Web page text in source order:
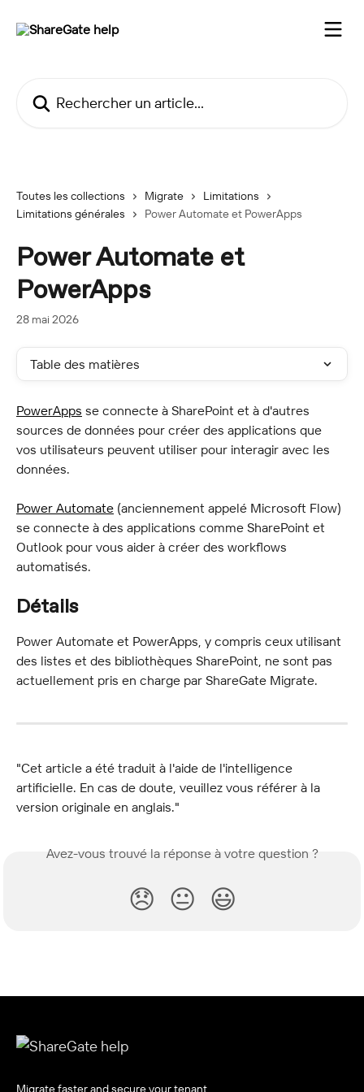
Toutes les collections Migrate
Limitations
Limitations générales
Power Automate et PowerApps
Power Automate et
PowerApps
28 mai 2026
Table des matières
PowerApps se connecte à SharePoint et à d'autres
sources de données pour créer des applications que
vos utilisateurs peuvent utiliser pour interagir avec les
données.
Power Automate (anciennement appelé Microsoft Flow)
se connecte à des applications comme SharePoint et
Outlook pour vous aider à créer des workflows
automatisés.
Détails
Power Automate et PowerApps, y compris ceux utilisant
des listes et des bibliothèques SharePoint, ne sont pas
actuellement pris en charge par ShareGate Migrate.
"Cet article a été traduit à l'aide de l'intelligence
artificielle. En cas de doute, veuillez vous référer à la
version originale en anglais."
Avez-vous trouvé la réponse à votre question ?
😞 😐 😃
Migrate faster and secure your tenant